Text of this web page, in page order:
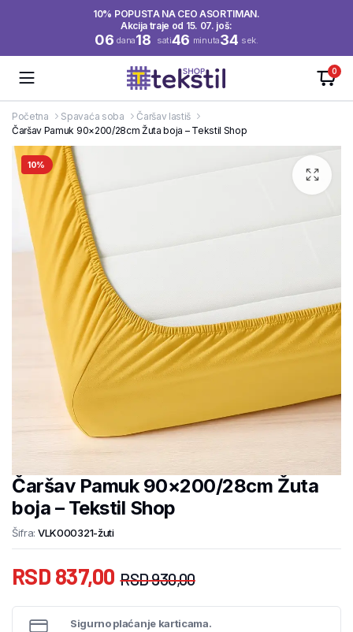
10% POPUSTA NA CEO ASORTIMAN.
Akcija traje od 15. 07. još:
06 dana18 sati46 minuta34 sek.
0
Početna Spavaća soba
Čaršav lastiš
Čaršav Pamuk 90×200/28cm Žuta boja – Tekstil Shop
10%
Čaršav Pamuk 90×200/28cm Žuta
boja – Tekstil Shop
Šifra: VLK000321-žuti
RSD930,00
RSD 837,00
Sigurno plaćanje karticama.